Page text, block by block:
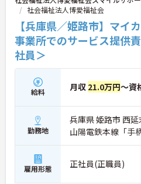
社会福祉法人博愛福祉会
【兵庫県／姫路市】マ
事業所でのサービス提供
社員＞
給料 月収 21.0万円～資
勤務地
兵庫県 姫路市 西
山陽電鉄本線「手
雇用形態 正社員(正職員)